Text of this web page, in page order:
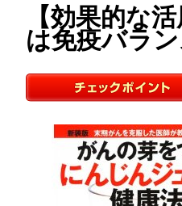
【効果的な
は免疫バラ